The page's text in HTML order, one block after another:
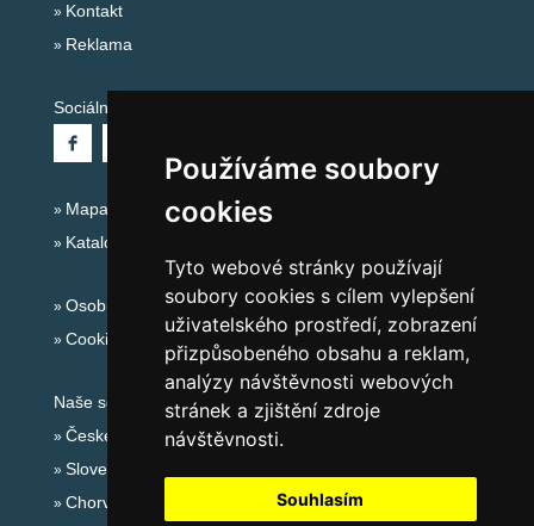
Používáme soubory
cookies
Tyto webové stránky používají
soubory cookies s cílem vylepšení
uživatelského prostředí, zobrazení
přizpůsobeného obsahu a reklam,
analýzy návštěvnosti webových
stránek a zjištění zdroje
návštěvnosti.
Souhlasím
Kontakt
Reklama
Sociální sítě:
Mapa serveru Alpy Itálie - Dolomity
Katalog ubytování
Osobní údaje
Cookies
Naše servery:
České hory
Slovenské hory
Chorvatsko